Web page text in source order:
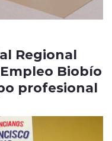
Regional
Biobío
profesional